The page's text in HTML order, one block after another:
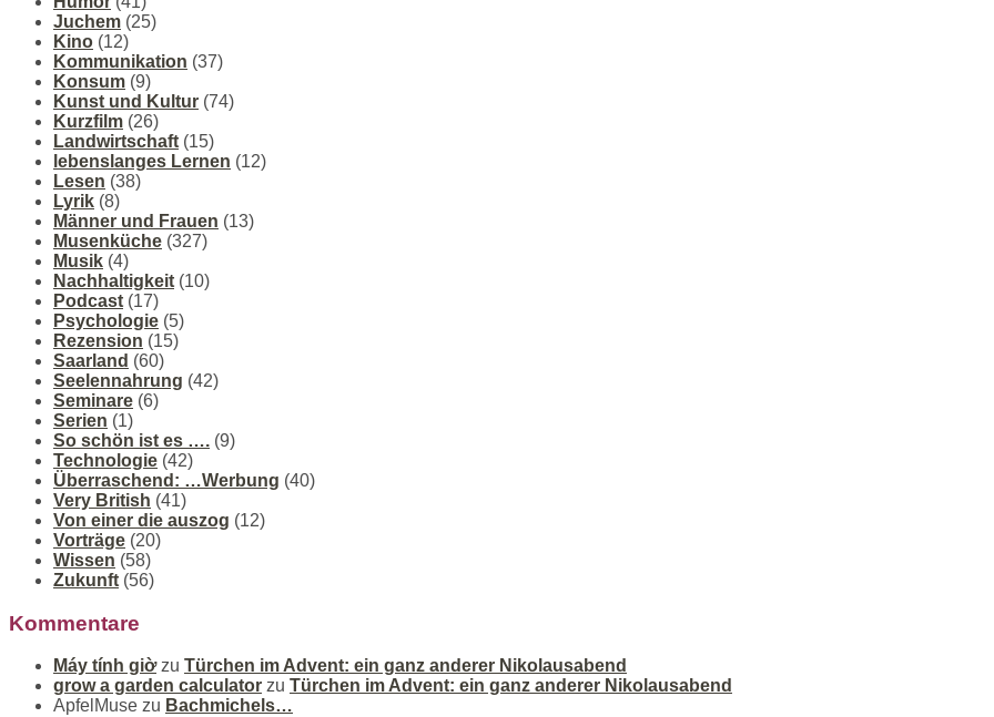
Juchem (25)
Kino (12)
Kommunikation (37)
Konsum (9)
Kunst und Kultur (74)
Kurzfilm (26)
Landwirtschaft (15)
lebenslanges Lernen (12)
Lesen (38)
Lyrik (8)
Männer und Frauen (13)
Musenküche (327)
Musik (4)
Nachhaltigkeit (10)
Podcast (17)
Psychologie (5)
Rezension (15)
Saarland (60)
Seelennahrung (42)
Seminare (6)
Serien (1)
So schön ist es …. (9)
Technologie (42)
Überraschend: …Werbung (40)
Very British (41)
Von einer die auszog (12)
Vorträge (20)
Wissen (58)
Zukunft (56)
Kommentare
Máy tính giờzu Türchen im Advent: ein ganz anderer Nikolausabend
grow a garden calculator zu Türchen im Advent: ein ganz anderer Nikolausabend
ApfelMuse zu Bachmichels…